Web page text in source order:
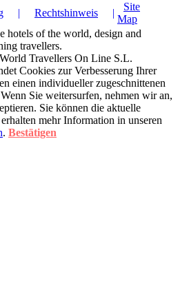
| Rechtshinweis |
Site
Map
hotels of the world, design and
travellers.
Travellers On Line S.L.
Cookies zur Verbesserung Ihrer
einen individueller zugeschnittenen
Sie weitersurfen, nehmen wir an,
Sie können die aktuelle
mehr Information in unseren
. Bestätigen